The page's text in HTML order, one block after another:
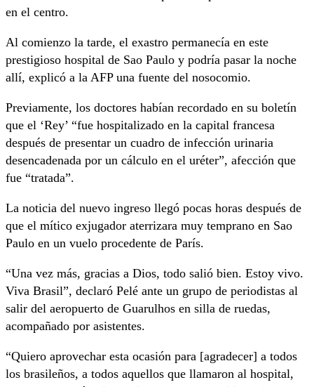
en el centro.
Al comienzo la tarde, el exastro permanecía en este
prestigioso hospital de Sao Paulo y podría pasar la noche
allí, explicó a la AFP una fuente del nosocomio.
Previamente, los doctores habían recordado en su boletín
que el ‘Rey’ “fue hospitalizado en la capital francesa
después de presentar un cuadro de infección urinaria
desencadenada por un cálculo en el uréter”, afección que
fue “tratada”.
La noticia del nuevo ingreso llegó pocas horas después de
que el mítico exjugador aterrizara muy temprano en Sao
Paulo en un vuelo procedente de París.
“Una vez más, gracias a Dios, todo salió bien. Estoy vivo.
Viva Brasil”, declaró Pelé ante un grupo de periodistas al
salir del aeropuerto de Guarulhos en silla de ruedas,
acompañado por asistentes.
“Quiero aprovechar esta ocasión para [agradecer] a todos
los brasileños, a todos aquellos que llamaron al hospital,